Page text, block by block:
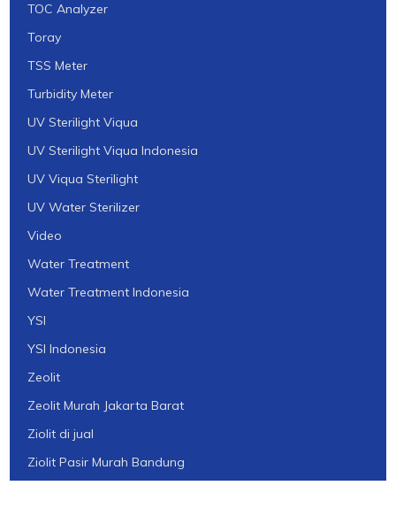
TOC Analyzer
Toray
TSS Meter
Turbidity Meter
UV Sterilight Viqua
UV Sterilight Viqua Indonesia
UV Viqua Sterilight
UV Water Sterilizer
Video
Water Treatment
Water Treatment Indonesia
YSI
YSI Indonesia
Zeolit
Zeolit Murah Jakarta Barat
Ziolit di jual
Ziolit Pasir Murah Bandung